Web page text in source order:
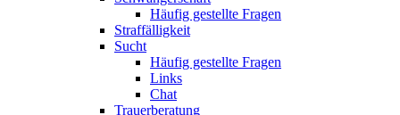
Häufig gestellte Fragen
Straffälligkeit
Sucht
Häufig gestellte Fragen
Links
Chat
Trauerberatung